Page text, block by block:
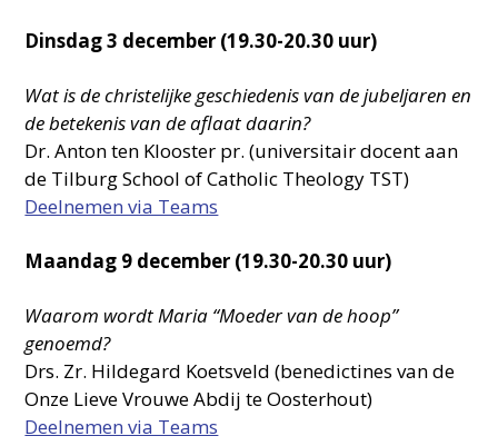
Dinsdag 3 december (19.30-20.30 uur)
Wat is de christelijke geschiedenis van de jubeljaren en
de betekenis van de aflaat daarin?
Dr. Anton ten Klooster pr. (universitair docent aan
de Tilburg School of Catholic Theology TST)
Deelnemen via Teams
Maandag 9 december (19.30-20.30 uur)
Waarom wordt Maria “Moeder van de hoop”
genoemd?
Drs. Zr. Hildegard Koetsveld (benedictines van de
Onze Lieve Vrouwe Abdij te Oosterhout)
Deelnemen via Teams